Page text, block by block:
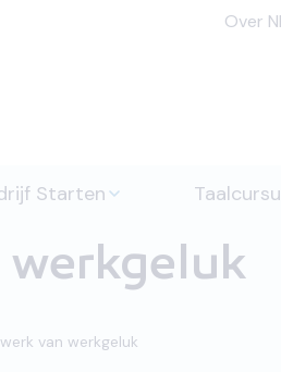
Over
Starten
van werkgeluk